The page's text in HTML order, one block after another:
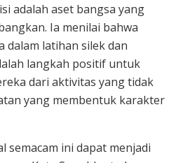
adalah aset bangsa yang
Ia menilai bahwa
dalam latihan silek dan
langkah positif untuk
dari aktivitas yang tidak
yang membentuk karakter
semacam ini dapat menjadi